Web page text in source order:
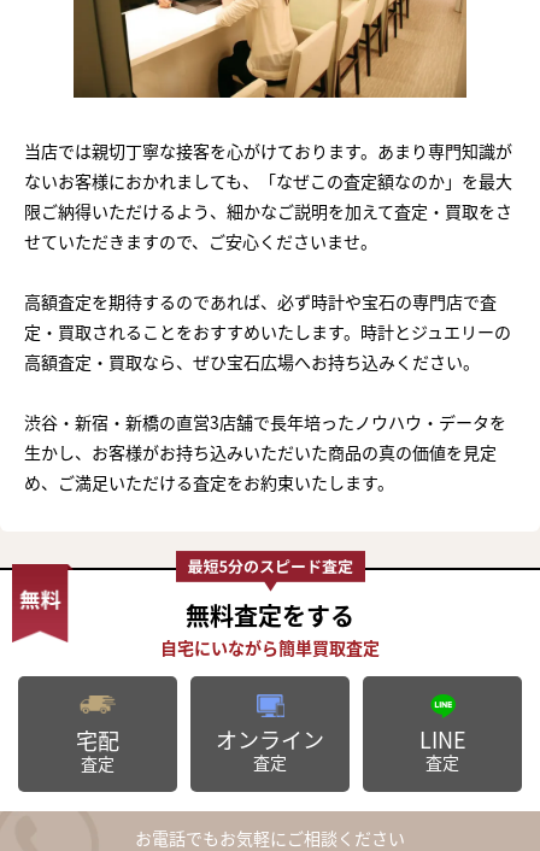
当店では親切丁寧な接客を心がけております。あまり専門知識が
ないお客様におかれましても、「なぜこの査定額なのか」を最大
限ご納得いただけるよう、細かなご説明を加えて査定・買取をさ
せていただきますので、ご安心くださいませ。
高額査定を期待するのであれば、必ず時計や宝石の専門店で査
定・買取されることをおすすめいたします。時計とジュエリーの
高額査定・買取なら、ぜひ宝石広場へお持ち込みください。
渋谷・新宿・新橋の直営3店舗で長年培ったノウハウ・データを
生かし、お客様がお持ち込みいただいた商品の真の価値を見定
め、ご満足いただける査定をお約束いたします。
無料査定をする
宅配
査定
オンライン
査定
LINE
査定
お電話でもお気軽にご相談ください